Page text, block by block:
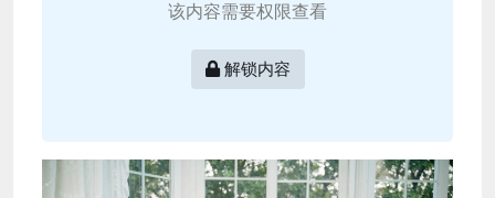
该内容需要权限查看
解锁内容